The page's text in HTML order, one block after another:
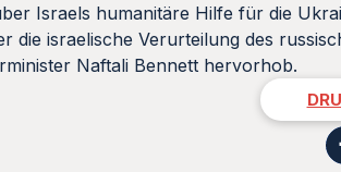
Israels humanitäre Hilfe für die
die israelische Verurteilung des
Naftali Bennett hervorhob.